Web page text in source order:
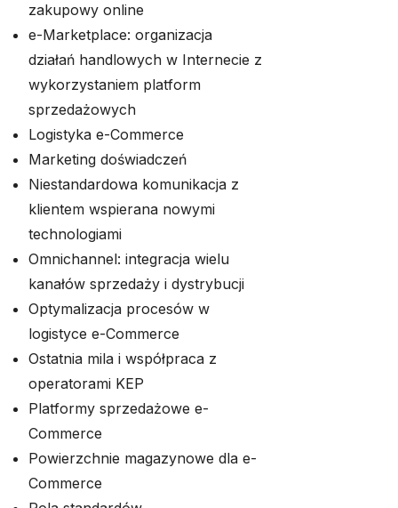
zakupowy online
e-Marketplace: organizacja
działań handlowych w Internecie z
wykorzystaniem platform
sprzedażowych
Logistyka e-Commerce
Marketing doświadczeń
Niestandardowa komunikacja z
klientem wspierana nowymi
technologiami
Omnichannel: integracja wielu
kanałów sprzedaży i dystrybucji
Optymalizacja procesów w
logistyce e-Commerce
Ostatnia mila i współpraca z
operatorami KEP
Platformy sprzedażowe e-
Commerce
Powierzchnie magazynowe dla e-
Commerce